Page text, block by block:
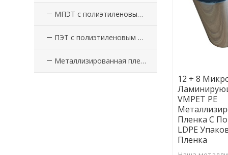
МПЭТ с полиэтиленовым покрытием
ПЭТ с полиэтиленовым покрытием
Металлизированная пленка с полиэтиленовым покрытием
12 + 8
VMPET PE
Пленка С
LDPE
Пленка